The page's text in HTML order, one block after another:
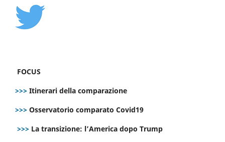
FOCUS
>>> Itinerari della comparazione
>>> Osservatorio comparato Covid19
>>> La transizione: l’America dopo Trump